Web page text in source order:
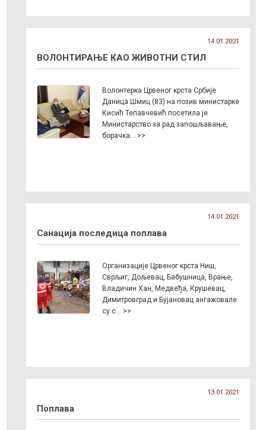
14.01.2021
ВОЛОНТИРАЊЕ КАО ЖИВОТНИ СТИЛ
Волонтерка Црвеног крста Србије
Даница Шмиц (83) на позив министарке
Кисић Тепавчевић посетила је
Министарство за рад запошљавање,
борачка… >>
14.01.2021
Санација последица поплава
Организације Црвеног крста Ниш,
Сврљиг, Дољевац, Бабушница, Врање,
Владичин Хан, Медвеђа, Крушевац,
Димитровград и Бујановац ангажовале
су с… >>
13.01.2021
Поплава